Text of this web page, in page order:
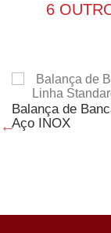
6
Balança de
Aço INOX